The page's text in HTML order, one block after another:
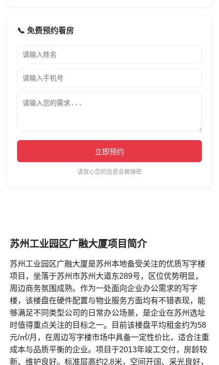
📞 免费预约看房
立即预约
请放心您的信息会被保密
苏州工业园区广融大厦项目简介
苏州工业园区广融大厦是苏州本地备受关注的优质写字楼
项目，坐落于苏州市苏州大道东289号，区位优势明显，
周边商务氛围成熟。作为一处面向企业办公需求的写字
楼，该楼盘在硬件配置与物业服务方面均有不错表现，能
够满足不同类型公司的日常办公场景，是企业在苏州选址
时值得重点关注的目标之一。目前该楼盘平均租金约为58
元/㎡/月，在周边写字楼市场中具备一定性价比，适合注重
成本与品质平衡的企业。项目于2013年竣工交付，房龄较
新、维护良好。标准层高约2.8米，空间开阔、采光良好，